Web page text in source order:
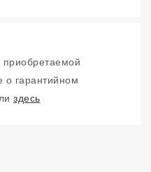
приобретаемой
о гарантийном
здесь